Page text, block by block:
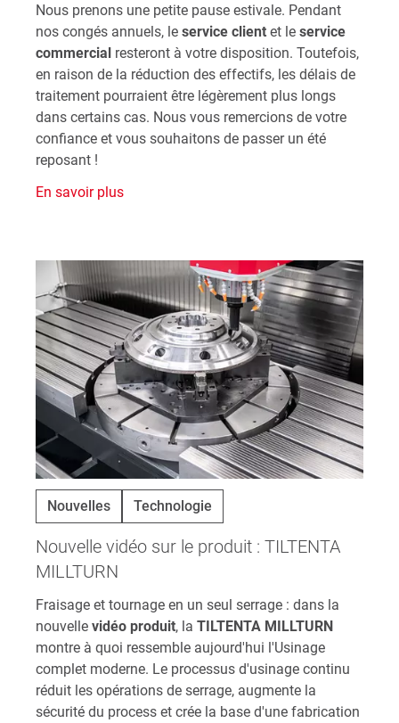
Nous prenons une petite pause estivale. Pendant
nos congés annuels, le service client et le service
commercial resteront à votre disposition. Toutefois,
en raison de la réduction des effectifs, les délais de
traitement pourraient être légèrement plus longs
dans certains cas. Nous vous remercions de votre
confiance et vous souhaitons de passer un été
reposant !
En savoir plus
Nouvelles Technologie
Nouvelle vidéo sur le produit : TILTENTA
MILLTURN
Fraisage et tournage en un seul serrage : dans la
nouvelle vidéo produit, la TILTENTA MILLTURN
montre à quoi ressemble aujourd'hui l'Usinage
complet moderne. Le processus d'usinage continu
réduit les opérations de serrage, augmente la
sécurité du process et crée la base d'une fabrication